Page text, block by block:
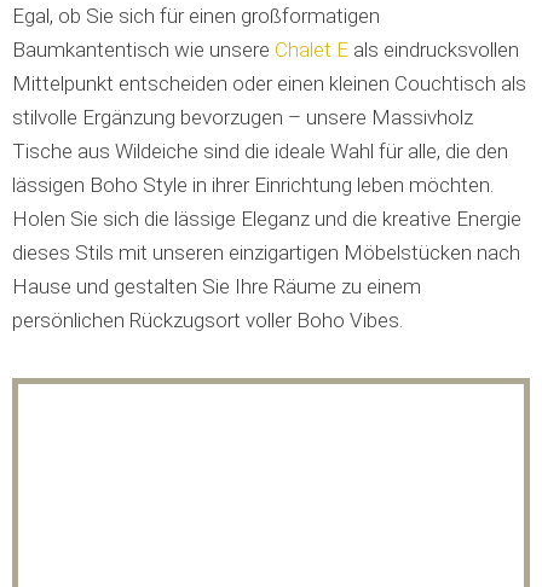
Egal, ob Sie sich für einen großformatigen
Baumkantentisch wie unsere Chalet E als eindrucksvollen
Mittelpunkt entscheiden oder einen kleinen Couchtisch als
stilvolle Ergänzung bevorzugen – unsere Massivholz
Tische aus Wildeiche sind die ideale Wahl für alle, die den
lässigen Boho Style in ihrer Einrichtung leben möchten.
Holen Sie sich die lässige Eleganz und die kreative Energie
dieses Stils mit unseren einzigartigen Möbelstücken nach
Hause und gestalten Sie Ihre Räume zu einem
persönlichen Rückzugsort voller Boho Vibes.